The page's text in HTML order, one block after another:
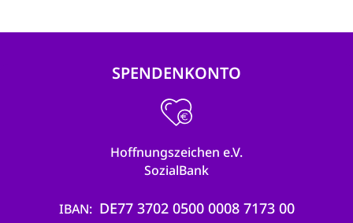
SPENDENKONTO
Hoffnungszeichen e.V.
SozialBank
IBAN DE77 3702 0500 0008 7173 00